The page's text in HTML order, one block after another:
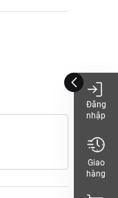
Đăng
nhập
Giao
hàng